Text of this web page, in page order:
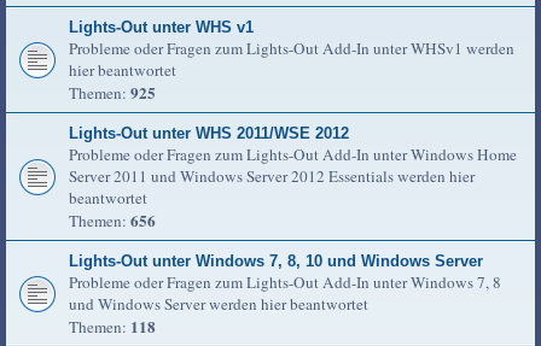
Lights-Out unter WHS v1
Probleme oder Fragen zum Lights-Out Add-In unter WHSv1 werden
hier beantwortet
Themen: 925
Lights-Out unter WHS 2011/WSE 2012
Probleme oder Fragen zum Lights-Out Add-In unter Windows Home
Server 2011 und Windows Server 2012 Essentials werden hier
beantwortet
Themen: 656
Lights-Out unter Windows 7, 8, 10 und Windows Server
Probleme oder Fragen zum Lights-Out Add-In unter Windows 7, 8
und Windows Server werden hier beantwortet
Themen: 118